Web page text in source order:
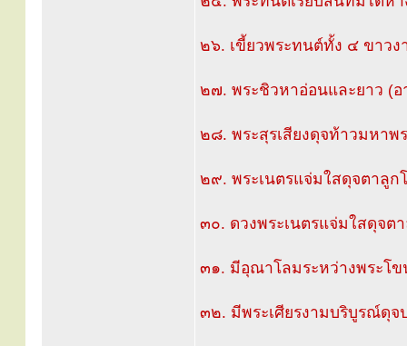
๒๖. เขี้ยวพระทนต์ทั้ง ๔ ขาวง
๒๗. พระชิวหาอ่อนและยาว (
๒๘. พระสุรเสียงดุจท้าวมหาพ
๒๙. พระเนตรแจ่มใสดุจตาลูก
๓๐. ดวงพระเนตรแจ่มใสดุจต
๓๑. มีอุณาโลมระหว่างพระโ
๓๒. มีพระเศียรงามบริบูรณ์ดุจ